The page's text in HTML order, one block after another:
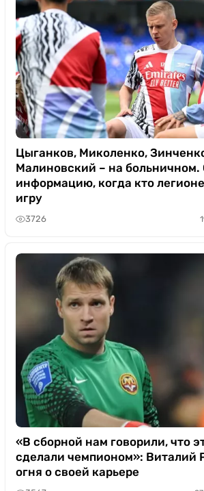
Цыганков, Миколенко,
Малиновский – на больничном.
информацию, когда кто
игру
3726
«В сборной нам говорили, что
сделали чемпионом»: Виталий
огня о своей карьере